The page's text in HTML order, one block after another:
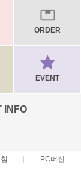
ORDER
EVENT
INFO
PC버전